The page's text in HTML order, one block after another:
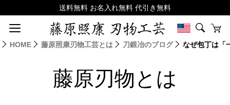
HOME 藤原照康刃物工芸とは 刀鍛冶のブログ なぜ包丁は「
藤原刃物とは